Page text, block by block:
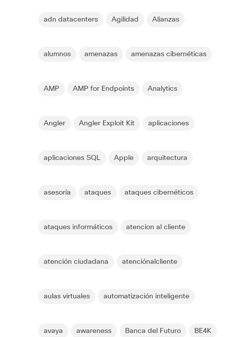
adn datacenters Agilidad Alianzas
alumnos amenazas amenazas cibernéticas
AMP AMP for Endpoints Analytics
Angler Angler Exploit Kit aplicaciones
aplicaciones SQL Apple arquitectura
asesoría ataques ataques cibernéticos
ataques informáticos atencion al cliente
atención ciudadana atenciónalcliente
aulas virtuales automatización inteligente
avaya awareness Banca del Futuro BE4K